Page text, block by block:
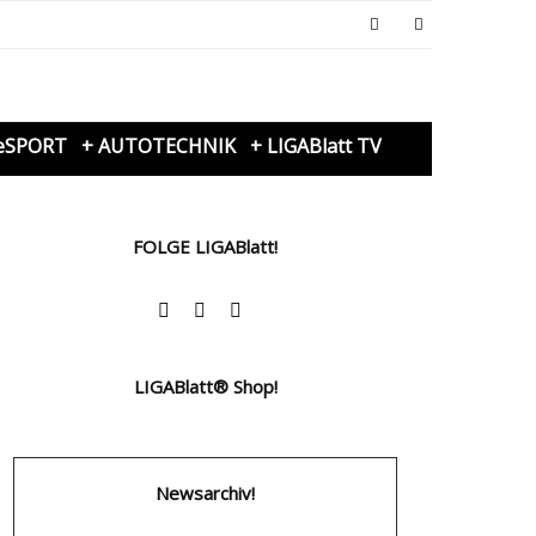
+ AUTOTECHNIK + LIGABlatt TV
FOLGE LIGABlatt!
LIGABlatt® Shop!
Newsarchiv!